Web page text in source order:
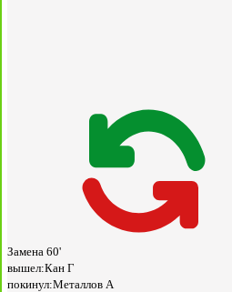
Замена 60'
вышел:Кан Г
покинул:Металлов А